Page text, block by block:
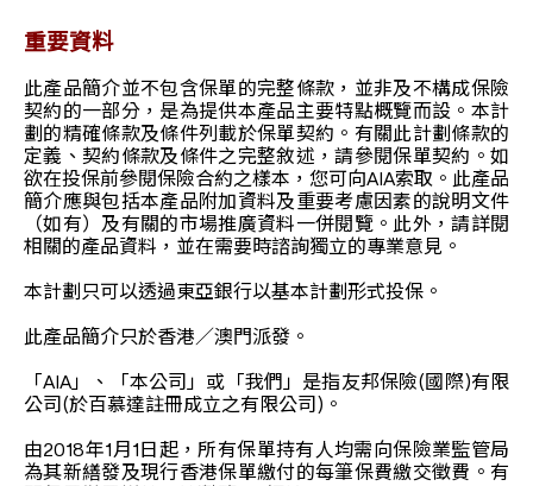
重要資料
此產品簡介並不包含保單的完整條款，並非及不構成保險
契約的一部分，是為提供本產品主要特點概覽而設。本計
劃的精確條款及條件列載於保單契約。有關此計劃條款的
定義、契約條款及條件之完整敘述，請參閱保單契約。如
欲在投保前參閱保險合約之樣本，您可向AIA索取。此產品
簡介應與包括本產品附加資料及重要考慮因素的說明文件
（如有）及有關的市場推廣資料一併閱覽。此外，請詳閱
相關的產品資料，並在需要時諮詢獨立的專業意見。
本計劃只可以透過東亞銀行以基本計劃形式投保。
此產品簡介只於香港／澳門派發。
「AIA」、「本公司」或「我們」是指友邦保險(國際)有限
公司(於百慕達註冊成立之有限公司)。
由2018年1月1日起，所有保單持有人均需向保險業監管局
為其新繕發及現行香港保單繳付的每筆保費繳交徵費。有